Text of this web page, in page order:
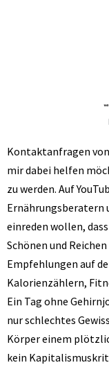
Kontaktanfragen
mir dabei helfen
zu werden. Auf
Ernährungsberatern
einreden wollen,
Schönen und
Empfehlungen auf
Kalorienzählern,
Ein Tag ohne
nur schlechtes
Körper einem
kein